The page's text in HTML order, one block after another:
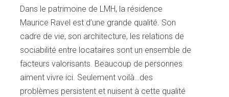
Dans le patrimoine de LMH, la résidence
Maurice Ravel est d’une grande qualité. Son
cadre de vie, son architecture, les relations de
sociabilité entre locataires sont un ensemble de
facteurs valorisants. Beaucoup de personnes
aiment vivre ici. Seulement voilà…des
problèmes persistent et nuisent à cette qualité